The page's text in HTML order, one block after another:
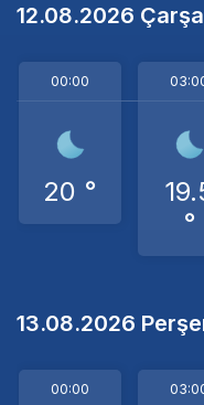
12.08.2026
00:00
20 °
°
13.08.2026
00:00